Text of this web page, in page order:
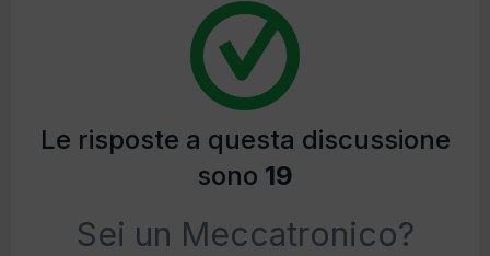
Le risposte a questa discussione
sono 19
Sei un Meccatronico?